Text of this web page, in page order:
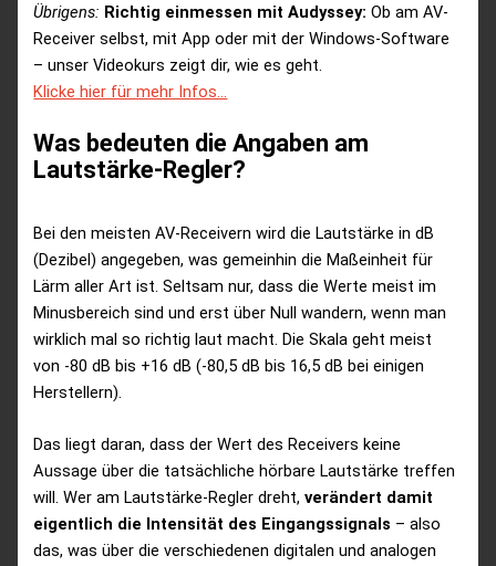
Übrigens: Richtig einmessen mit Audyssey: Ob am AV-
Receiver selbst, mit App oder mit der Windows-Software
– unser Videokurs zeigt dir, wie es geht.
Klicke hier für mehr Infos…
Was bedeuten die Angaben am
Lautstärke-Regler?
Bei den meisten AV-Receivern wird die Lautstärke in dB
(Dezibel) angegeben, was gemeinhin die Maßeinheit für
Lärm aller Art ist. Seltsam nur, dass die Werte meist im
Minusbereich sind und erst über Null wandern, wenn man
wirklich mal so richtig laut macht. Die Skala geht meist
von -80 dB bis +16 dB (-80,5 dB bis 16,5 dB bei einigen
Herstellern).
Das liegt daran, dass der Wert des Receivers keine
Aussage über die tatsächliche hörbare Lautstärke treffen
will. Wer am Lautstärke-Regler dreht,verändert damit
eigentlich die Intensität des Eingangssignals – also
das, was über die verschiedenen digitalen und analogen